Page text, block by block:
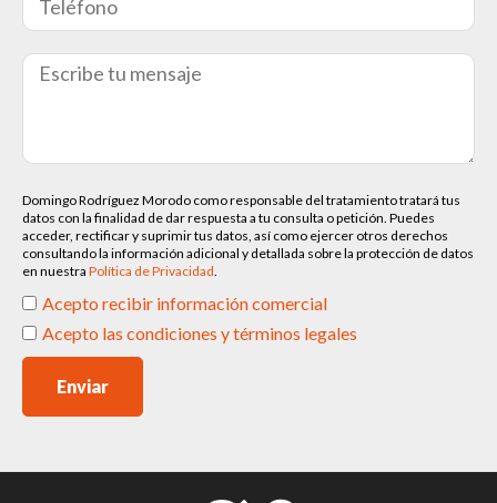
Domingo Rodríguez Morodo como responsable del tratamiento tratará tus
datos con la finalidad de dar respuesta a tu consulta o petición. Puedes
acceder, rectificar y suprimir tus datos, así como ejercer otros derechos
consultando la información adicional y detallada sobre la protección de datos
en nuestra Política de Privacidad
Acepto recibir información comercial
Acepto las condiciones y términos legales
Enviar